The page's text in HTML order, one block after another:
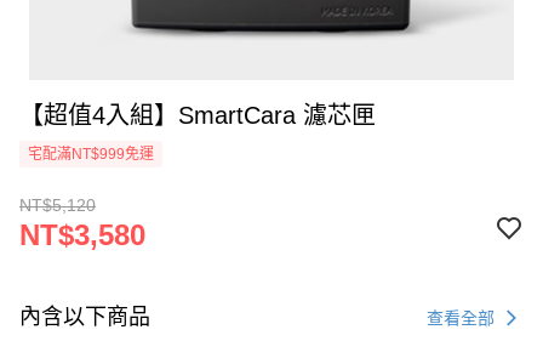
【超值4入組】SmartCara 濾芯匣
宅配滿NT$999免運
NT$5,120
NT$3,580
內含以下商品 查看全部